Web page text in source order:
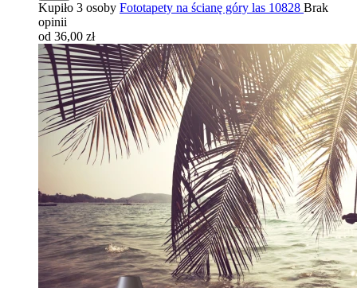
Kupiło 3 osoby Fototapety na ścianę góry las 10828 Brak
opinii
od 36,00 zł